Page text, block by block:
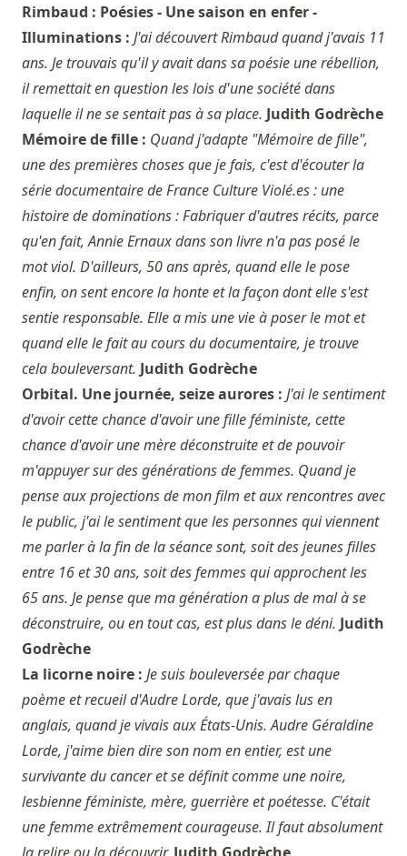
Rimbaud : Poésies - Une saison en enfer -
Illuminations : J'ai découvert Rimbaud quand j'avais 11
ans. Je trouvais qu'il y avait dans sa poésie une rébellion,
il remettait en question les lois d'une société dans
laquelle il ne se sentait pas à sa place. Judith Godrèche
Mémoire de fille : Quand j'adapte "Mémoire de fille",
une des premières choses que je fais, c'est d'écouter la
série documentaire de France Culture Violé.es : une
histoire de dominations : Fabriquer d'autres récits, parce
qu'en fait, Annie Ernaux dans son livre n'a pas posé le
mot viol. D'ailleurs, 50 ans après, quand elle le pose
enfin, on sent encore la honte et la façon dont elle s'est
sentie responsable. Elle a mis une vie à poser le mot et
quand elle le fait au cours du documentaire, je trouve
cela bouleversant. Judith Godrèche
Orbital. Une journée, seize aurores : J'ai le sentiment
d'avoir cette chance d'avoir une fille féministe, cette
chance d'avoir une mère déconstruite et de pouvoir
m'appuyer sur des générations de femmes. Quand je
pense aux projections de mon film et aux rencontres avec
le public, j'ai le sentiment que les personnes qui viennent
me parler à la fin de la séance sont, soit des jeunes filles
entre 16 et 30 ans, soit des femmes qui approchent les
65 ans. Je pense que ma génération a plus de mal à se
déconstruire, ou en tout cas, est plus dans le déni. Judith
Godrèche
La licorne noire : Je suis bouleversée par chaque
poème et recueil d'Audre Lorde, que j'avais lus en
anglais, quand je vivais aux États-Unis. Audre Géraldine
Lorde, j'aime bien dire son nom en entier, est une
survivante du cancer et se définit comme une noire,
lesbienne féministe, mère, guerrière et poétesse. C'était
une femme extrêmement courageuse. Il faut absolument